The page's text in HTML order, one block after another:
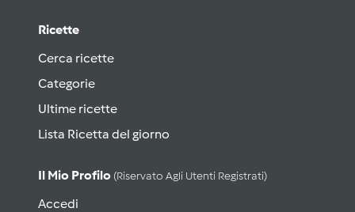
Ricette
Cerca ricette
Categorie
Ultime ricette
Lista Ricetta del giorno
Il Mio Profilo (riservato Agli Utenti Registrati)
Accedi